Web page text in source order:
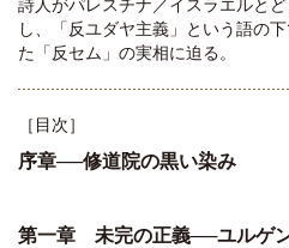
詩人がパレスチナ／イスラエルと
し、「反ユダヤ主義」という語の
た「反セム」の実相に迫る。
［目次］
序章──修道院の黒い染み
第一章 未完の正義──ユルゲ